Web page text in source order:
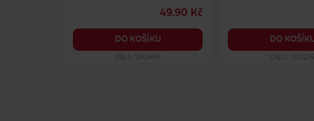
49.90 Kč
DO KOŠÍKU
Obj. č.: 1242409
DO
Obj. č.: 1310276